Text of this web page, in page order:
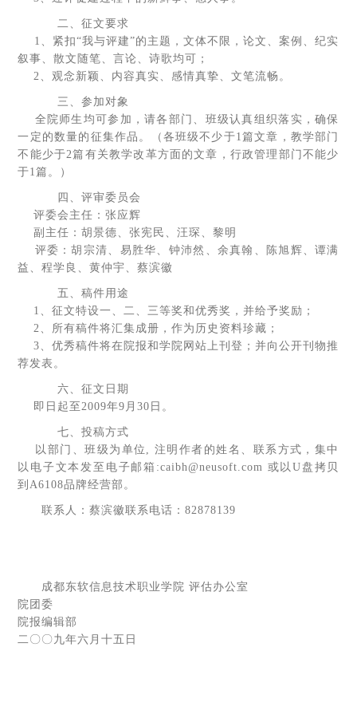
二、征文要求
1、紧扣“我与评建”的主题，文体不限，论文、案例、纪实
叙事、散文随笔、言论、诗歌均可；
2、观念新颖、内容真实、感情真挚、文笔流畅。
三、参加对象
全院师生均可参加，请各部门、班级认真组织落实，确保
一定的数量的征集作品。（各班级不少于1篇文章，教学部门
不能少于2篇有关教学改革方面的文章，行政管理部门不能少
于1篇。）
四、评审委员会
评委会主任：张应辉
副主任：胡景德、张宪民、汪琛、黎明
评委：胡宗清、易胜华、钟沛然、余真翰、陈旭辉、谭满
益、程学良、黄仲宇、蔡滨徽
五、稿件用途
1、征文特设一、二、三等奖和优秀奖，并给予奖励；
2、所有稿件将汇集成册，作为历史资料珍藏；
3、优秀稿件将在院报和学院网站上刊登；并向公开刊物推
荐发表。
六、征文日期
即日起至2009年9月30日。
七、投稿方式
以部门、班级为单位, 注明作者的姓名、联系方式，集中
以电子文本发至电子邮箱:caibh@neusoft.com 或以U盘拷贝
到A6108品牌经营部。
联系人：蔡滨徽联系电话：82878139
成都东软信息技术职业学院 评估办公室
院团委
院报编辑部
二〇〇九年六月十五日